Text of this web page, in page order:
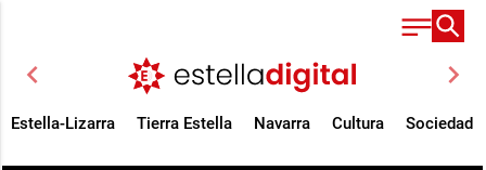
chevron_left chevron_right
Estella-Lizarra Tierra Estella Navarra Cultura Sociedad